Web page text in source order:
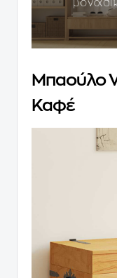
Μπαούλο
Καφέ